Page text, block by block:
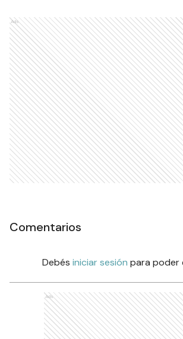
Ads
Comentarios
Debés iniciar sesión para poder
Ads